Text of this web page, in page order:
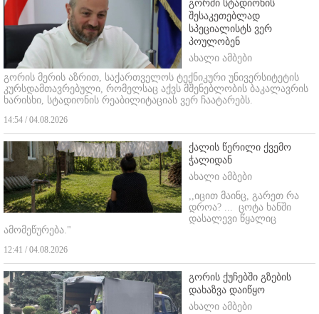
გორში სტადიონის
შესაკეთებლად
სპეციალისტს ვერ
პოულობენ
ახალი ამბები
გორის მერის აზრით, საქართველოს ტექნიკური უნივერსიტეტის
კურსდამთავრებული, რომელსაც აქვს მშენებლობის ბაკალავრის
ხარისხი, სტადიონის რეაბილიტაციას ვერ ჩაატარებს.
14:54 / 04.08.2026
ქალის წერილი ქვემო
ჭალიდან
ახალი ამბები
,,იცით მაინც, გარეთ რა
დროა? ... ცოტა ხანში
დასალევი წყალიც
ამომეწურება."
12:41 / 04.08.2026
გორის ქუჩებში გზების
დახაზვა დაიწყო
ახალი ამბები